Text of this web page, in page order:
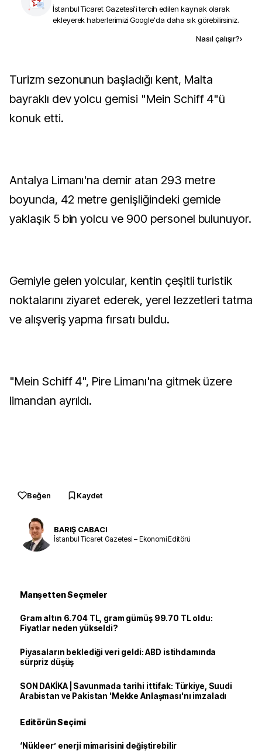
İstanbul Ticaret Gazetesi'i tercih edilen kaynak olarak
ekleyerek haberlerimizi Google'da daha sık görebilirsiniz.
Nasıl çalışır?›
Turizm sezonunun başladığı kent, Malta
bayraklı dev yolcu gemisi "Mein Schiff 4"ü
konuk etti.
Antalya Limanı'na demir atan 293 metre
boyunda, 42 metre genişliğindeki gemide
yaklaşık 5 bin yolcu ve 900 personel bulunuyor.
Gemiyle gelen yolcular, kentin çeşitli turistik
noktalarını ziyaret ederek, yerel lezzetleri tatma
ve alışveriş yapma fırsatı buldu.
"Mein Schiff 4", Pire Limanı'na gitmek üzere
limandan ayrıldı.
Beğen Kaydet
BARIŞ CABACI
İstanbul Ticaret Gazetesi – Ekonomi Editörü
Manşetten Seçmeler
Gram altın 6.704 TL, gram gümüş 99.70 TL oldu:
Fiyatlar neden yükseldi?
Piyasaların beklediği veri geldi: ABD istihdamında
sürpriz düşüş
SON DAKİKA | Savunmada tarihi ittifak: Türkiye, Suudi
Arabistan ve Pakistan 'Mekke Anlaşması'nı imzaladı
Editörün Seçimi
‘Nükleer’ enerji mimarisini değiştirebilir